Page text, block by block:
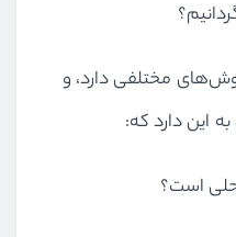
مختلفی دارد، و
این دارد که:
است؟